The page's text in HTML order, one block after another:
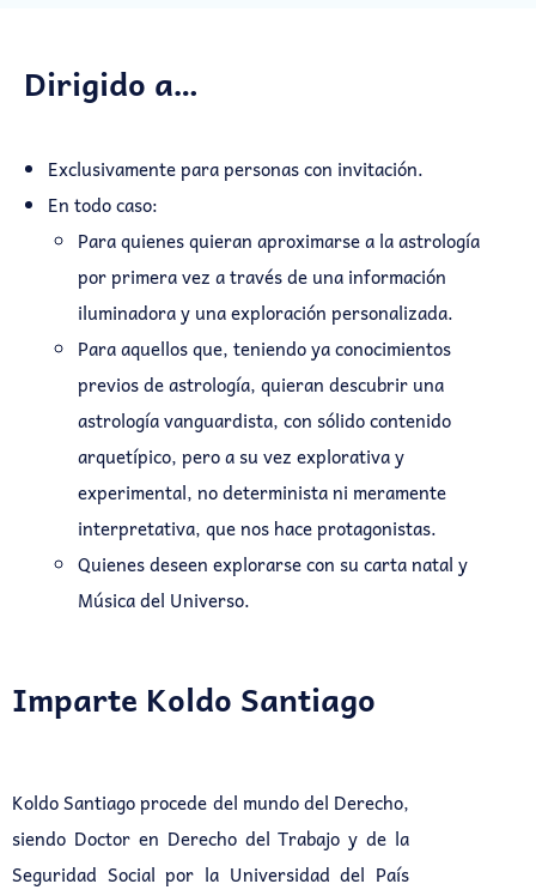
Dirigido a…
Exclusivamente para personas con invitación.
En todo caso:
Para quienes quieran aproximarse a la astrología
por primera vez a través de una información
iluminadora y una exploración personalizada.
Para aquellos que, teniendo ya conocimientos
previos de astrología, quieran descubrir una
astrología vanguardista, con sólido contenido
arquetípico, pero a su vez explorativa y
experimental, no determinista ni meramente
interpretativa, que nos hace protagonistas.
Quienes deseen explorarse con su carta natal y
Música del Universo.
Imparte Koldo Santiago
Koldo Santiago procede del mundo del Derecho,
siendo Doctor en Derecho del Trabajo y de la
Seguridad Social por la Universidad del País